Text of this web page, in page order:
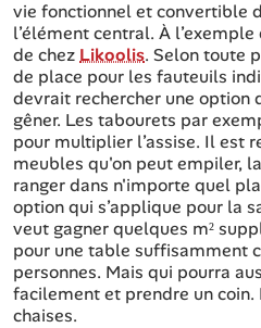
vie fonctionnel et convertible
l’élément central. À l’exemple
de chez Likoolis. Selon toute
de place pour les fauteuils
devrait rechercher une option
gêner. Les tabourets par
pour multiplier l’assise. Il est
meubles qu'on peut empiler,
ranger dans n'importe quel
option qui s’applique pour la
veut gagner quelques m²
pour une table suffisamment
personnes. Mais qui pourra
facilement et prendre un coin.
chaises.